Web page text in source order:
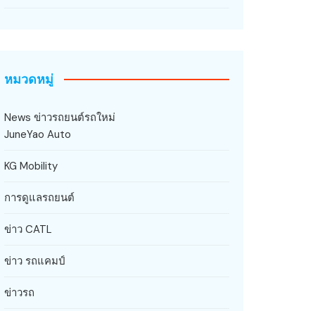
หมวดหมู่
News ข่าวรถยนต์รถใหม่
JuneYao Auto
KG Mobility
การดูแลรถยนต์
ข่าว CATL
ข่าว รถแคมป์
ข่าวรถ